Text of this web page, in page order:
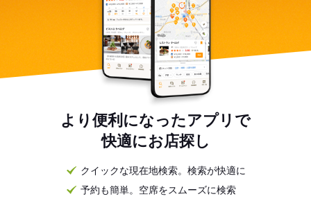
より便利になったアプリで
快適にお店探し
クイックな現在地検索。検索が快適に
予約も簡単。空席をスムーズに検索